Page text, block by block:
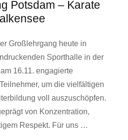
Potsdam – Karate
Großlehrgang heute in
Sporthalle in der
16.11. engagierte
um die vielfältigen
voll auszuschöpfen.
von Konzentration,
Respekt. Für uns …